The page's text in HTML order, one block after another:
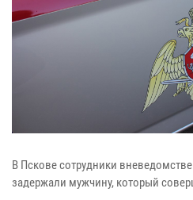
В Пскове сотрудники
задержали мужчину, который